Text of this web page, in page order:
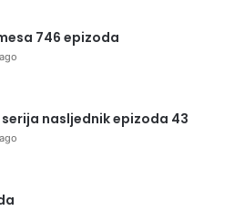
746 epizoda
serija nasljednik epizoda 43